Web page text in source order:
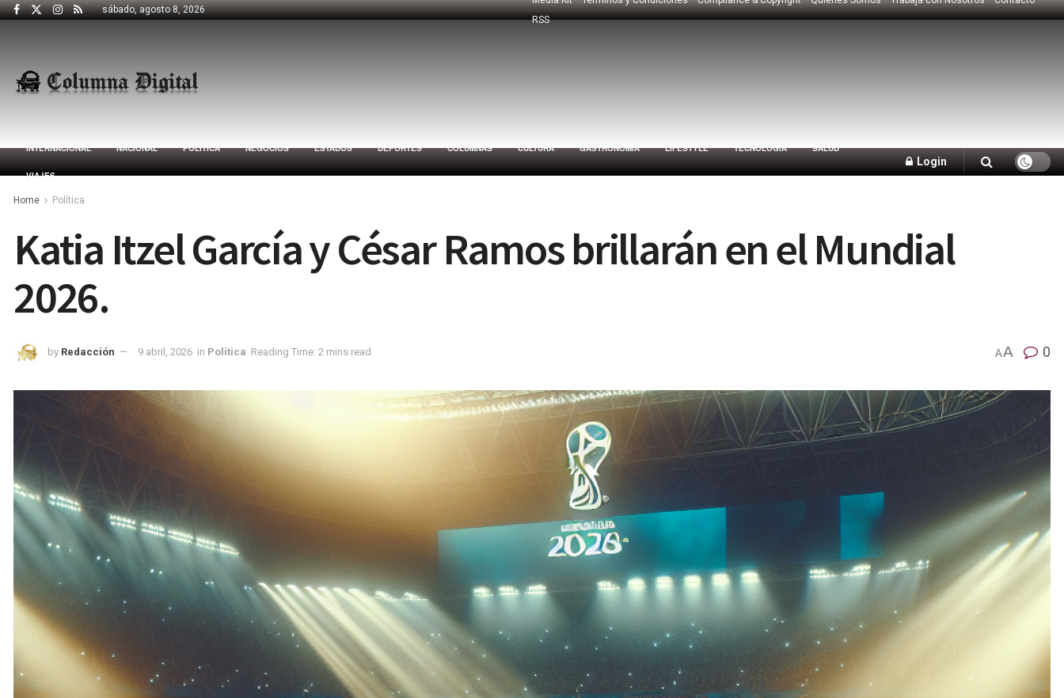
sábado, agosto 8, 2026
RSS
INTERNACIONAL NACIONAL POLÍTICA NEGOCIOS ESTADOS DEPORTES COLUMNAS CULTURA GASTRONOMÍA LIFESTYLE TECNOLOGÍA SALUD
VIAJES
Login
Home Política
Katia Itzel García y César Ramos brillarán en el Mundial
2026.
by Redacción 9 abril, 2026 in Política Reading Time: 2 mins read AA 0